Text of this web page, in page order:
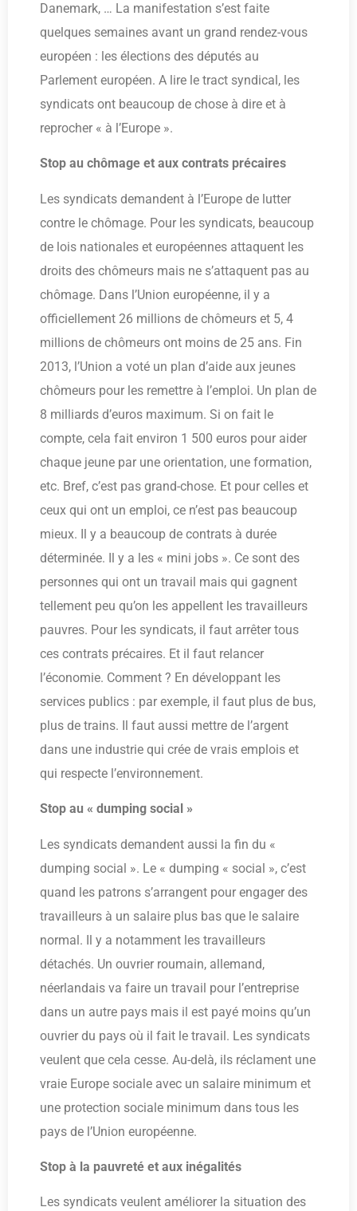
Danemark, … La manifestation s’est faite
quelques semaines avant un grand rendez-vous
européen : les élections des députés au
Parlement européen. A lire le tract syndical, les
syndicats ont beaucoup de chose à dire et à
reprocher « à l’Europe ».
Stop au chômage et aux contrats précaires
Les syndicats demandent à l’Europe de lutter
contre le chômage. Pour les syndicats, beaucoup
de lois nationales et européennes attaquent les
droits des chômeurs mais ne s’attaquent pas au
chômage. Dans l’Union européenne, il y a
officiellement 26 millions de chômeurs et 5, 4
millions de chômeurs ont moins de 25 ans. Fin
2013, l’Union a voté un plan d’aide aux jeunes
chômeurs pour les remettre à l’emploi. Un plan de
8 milliards d’euros maximum. Si on fait le
compte, cela fait environ 1 500 euros pour aider
chaque jeune par une orientation, une formation,
etc. Bref, c’est pas grand-chose. Et pour celles et
ceux qui ont un emploi, ce n’est pas beaucoup
mieux. Il y a beaucoup de contrats à durée
déterminée. Il y a les « mini jobs ». Ce sont des
personnes qui ont un travail mais qui gagnent
tellement peu qu’on les appellent les travailleurs
pauvres. Pour les syndicats, il faut arrêter tous
ces contrats précaires. Et il faut relancer
l’économie. Comment ? En développant les
services publics : par exemple, il faut plus de bus,
plus de trains. Il faut aussi mettre de l’argent
dans une industrie qui crée de vrais emplois et
qui respecte l’environnement.
Stop au « dumping social »
Les syndicats demandent aussi la fin du «
dumping social ». Le « dumping « social », c’est
quand les patrons s’arrangent pour engager des
travailleurs à un salaire plus bas que le salaire
normal. Il y a notamment les travailleurs
détachés. Un ouvrier roumain, allemand,
néerlandais va faire un travail pour l’entreprise
dans un autre pays mais il est payé moins qu’un
ouvrier du pays où il fait le travail. Les syndicats
veulent que cela cesse. Au-delà, ils réclament une
vraie Europe sociale avec un salaire minimum et
une protection sociale minimum dans tous les
pays de l’Union européenne.
Stop à la pauvreté et aux inégalités
Les syndicats veulent améliorer la situation des